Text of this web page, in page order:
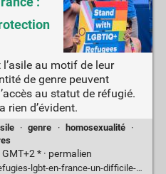
au motif de leur
de genre peuvent
au statut de réfugié.
rien d’évident.
· genre · homosexualité
·
* · permalien
difficile-acces-a-la-protection-internationale-229264